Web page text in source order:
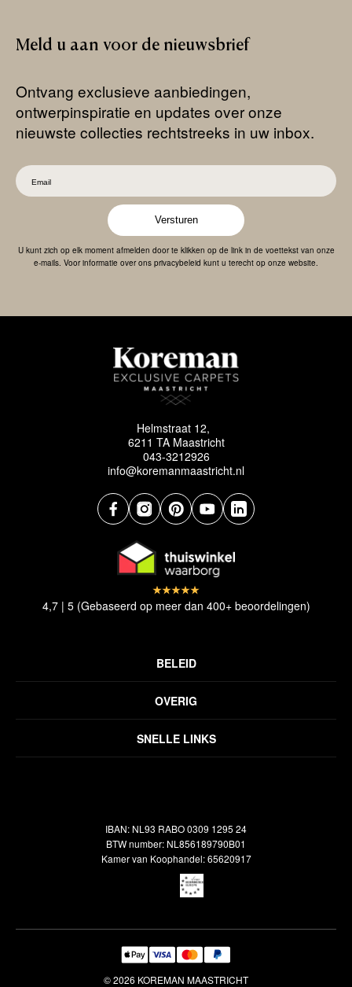
Meld u aan voor de nieuwsbrief
Ontvang exclusieve aanbiedingen,
ontwerpinspiratie en updates over onze
nieuwste collecties rechtstreeks in uw inbox.
Versturen
U kunt zich op elk moment afmelden door te klikken op de link in de voettekst van onze
e-mails. Voor informatie over ons privacybeleid kunt u terecht op onze website.
Helmstraat 12,
6211 TA Maastricht
043-3212926
info@koremanmaastricht.nl
SNELLE LINKS
OVERIG
Veelgestelde vragen
BELEID
Verzendbeleid
4,7 | 5 (Gebaseerd op meer dan 400+ beoordelingen)
IBAN: NL93 RABO 0309 1295 24
BTW number: NL856189790B01
Kamer van Koophandel: 65620917
© 2026 KOREMAN MAASTRICHT